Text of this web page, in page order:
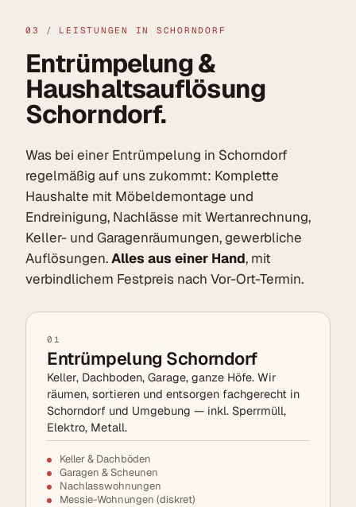
03 / LEISTUNGEN IN SCHORNDORF
Entrümpelung &
Haushaltsauflösung
Schorndorf.
Was bei einer Entrümpelung in Schorndorf
regelmäßig auf uns zukommt: Komplette
Haushalte mit Möbeldemontage und
Endreinigung, Nachlässe mit Wertanrechnung,
Keller- und Garagenräumungen, gewerbliche
Auflösungen.Alles aus einer Hand, mit
verbindlichem Festpreis nach Vor-Ort-Termin.
01
Entrümpelung Schorndorf
Keller, Dachboden, Garage, ganze Höfe. Wir
räumen, sortieren und entsorgen fachgerecht in
Schorndorf und Umgebung — inkl. Sperrmüll,
Elektro, Metall.
Keller & Dachböden
Garagen & Scheunen
Nachlasswohnungen
Messie-Wohnungen (diskret)